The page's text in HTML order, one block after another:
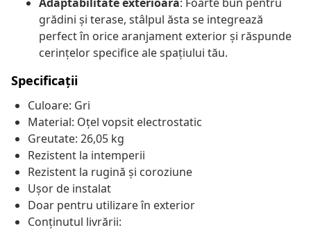
grădini și terase, stâlpul ăsta se integrează
perfect în orice aranjament exterior și răspunde
cerințelor specifice ale spațiului tău.
Specificații
Culoare: Gri
Material: Oțel vopsit electrostatic
Greutate: 26,05 kg
Rezistent la intemperii
Rezistent la rugină și coroziune
Ușor de instalat
Doar pentru utilizare în exterior
Conținutul livrării: